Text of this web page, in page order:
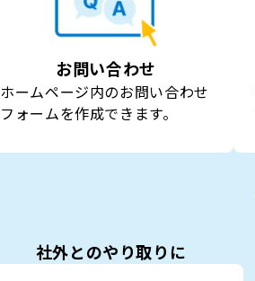
お問い合わせ
ホームページ内のお問い合わせ
フォームを作成できます。
社外とのやり取りに